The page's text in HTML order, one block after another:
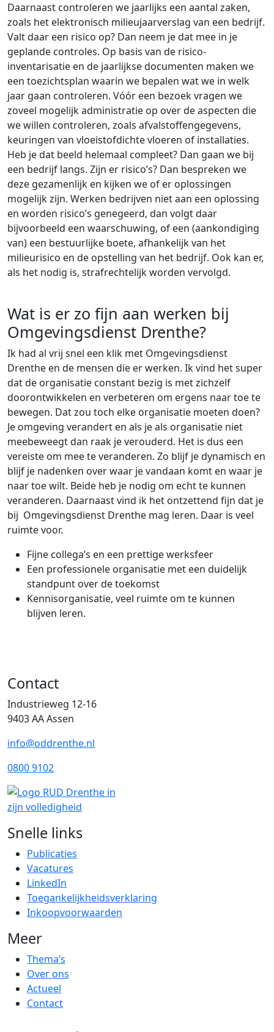
Daarnaast controleren we jaarlijks een aantal zaken,
zoals het elektronisch milieujaarverslag van een bedrijf.
Valt daar een risico op? Dan neem je dat mee in je
geplande controles. Op basis van de risico-
inventarisatie en de jaarlijkse documenten maken we
een toezichtsplan waarin we bepalen wat we in welk
jaar gaan controleren. Vóór een bezoek vragen we
zoveel mogelijk administratie op over de aspecten die
we willen controleren, zoals afvalstoffengegevens,
keuringen van vloeistofdichte vloeren of installaties.
Heb je dat beeld helemaal compleet? Dan gaan we bij
een bedrijf langs. Zijn er risico’s? Dan bespreken we
deze gezamenlijk en kijken we of er oplossingen
mogelijk zijn. Werken bedrijven niet aan een oplossing
en worden risico’s genegeerd, dan volgt daar
bijvoorbeeld een waarschuwing, of een (aankondiging
van) een bestuurlijke boete, afhankelijk van het
milieurisico en de opstelling van het bedrijf. Ook kan er,
als het nodig is, strafrechtelijk worden vervolgd.
Wat is er zo fijn aan werken bij
Omgevingsdienst Drenthe?
Ik had al vrij snel een klik met Omgevingsdienst
Drenthe en de mensen die er werken. Ik vind het super
dat de organisatie constant bezig is met zichzelf
doorontwikkelen en verbeteren om ergens naar toe te
bewegen. Dat zou toch elke organisatie moeten doen?
Je omgeving verandert en als je als organisatie niet
meebeweegt dan raak je verouderd. Het is dus een
vereiste om mee te veranderen. Zo blijf je dynamisch en
blijf je nadenken over waar je vandaan komt en waar je
naar toe wilt. Beide heb je nodig om echt te kunnen
veranderen. Daarnaast vind ik het ontzettend fijn dat je
bij Omgevingsdienst Drenthe mag leren. Daar is veel
ruimte voor.
Fijne collega’s en een prettige werksfeer
Een professionele organisatie met een duidelijk
standpunt over de toekomst
Kennisorganisatie, veel ruimte om te kunnen
blijven leren.
Contact
Industrieweg 12-16
9403 AA Assen
info@oddrenthe.nl
0800 9102
Snelle links
Publicaties
Vacatures
LinkedIn
Toegankelijkheidsverklaring
Inkoopvoorwaarden
Meer
Thema’s
Over ons
Actueel
Contact